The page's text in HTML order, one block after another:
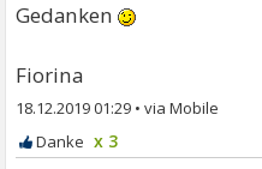
Gedanken
Fiorina
18.12.2019 01:29 •
x 3